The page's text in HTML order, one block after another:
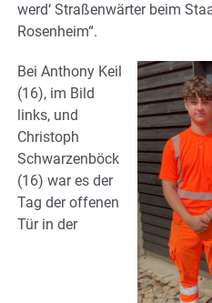
werd‘ Straßenwärter beim
Rosenheim“.
Bei Anthony Keil
(16), im Bild
links, und
Christoph
Schwarzenböck
(16) war es der
Tag der offenen
Tür in der